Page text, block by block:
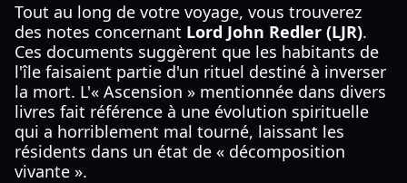
Tout au long de votre voyage, vous trouverez
des notes concernant Lord John Redler (LJR).
Ces documents suggèrent que les habitants de
l'île faisaient partie d'un rituel destiné à inverser
la mort. L'« Ascension » mentionnée dans divers
livres fait référence à une évolution spirituelle
qui a horriblement mal tourné, laissant les
résidents dans un état de « décomposition
vivante ».